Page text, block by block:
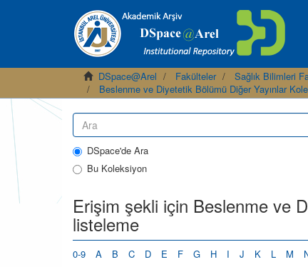
DSpace@Arel Fakülteler Sağlık Bilimleri
Beslenme ve Diyetetik Bölümü Diğer Yayınlar
DSpace'de Ara
Bu Koleksiyon
Erişim şekli için Beslenme ve
listeleme
0-9 A B C D E F G H I J K L M